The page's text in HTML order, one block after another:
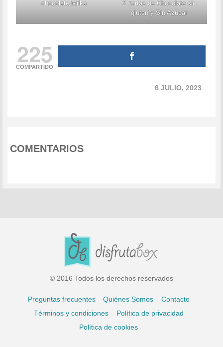
chocolate Milka
2 Tartas de Chocolate sin
gluten y Sin Azúcar
225
COMPARTIDO
6 JULIO, 2023
COMENTARIOS
© 2016 Todos los derechos reservados
Preguntas frecuentes Quiénes Somos
Contacto
Términos y condiciones
Política de privacidad
Política de cookies